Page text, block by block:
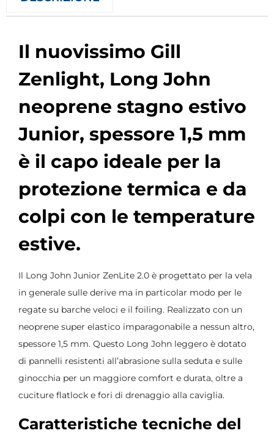
Il nuovissimo Gill
Zenlight, Long John
neoprene stagno estivo
Junior, spessore 1,5 mm
è il capo ideale per la
protezione termica e da
colpi con le temperature
estive.
Il Long John Junior ZenLite 2.0 è progettato per la vela
in generale sulle derive ma in particolar modo per le
regate su barche veloci e il foiling. Realizzato con un
neoprene super elastico imparagonabile a nessun altro,
spessore 1,5 mm. Questo Long John leggero è dotato
di pannelli resistenti all’abrasione sulla seduta e sulle
ginocchia per un maggiore comfort e durata, oltre a
cuciture flatlock e fori di drenaggio alla caviglia.
Caratteristiche tecniche del